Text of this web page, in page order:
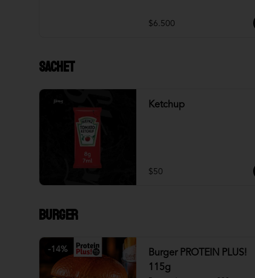
$6.500
Sachet
Ketchup
$50
Burger
-14%
Burger PROTEIN PLUS!
115g